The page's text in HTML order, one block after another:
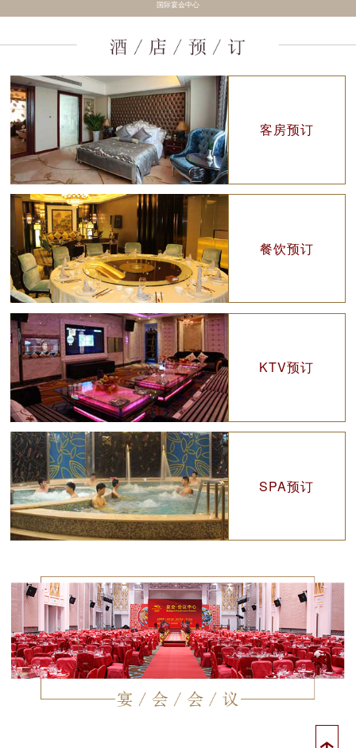
国际宴会中心
客房预订
餐饮预订
KTV预订
SPA预订